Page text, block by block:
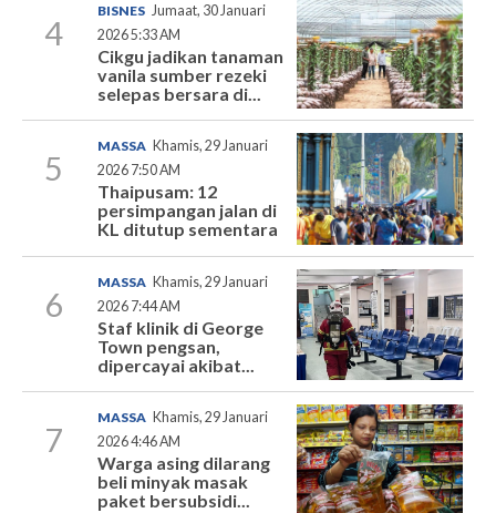
4
BISNES Jumaat, 30 Januari
2026 5:33 AM
Cikgu jadikan tanaman
vanila sumber rezeki
selepas bersara di...
5
MASSA Khamis, 29 Januari
2026 7:50 AM
Thaipusam: 12
persimpangan jalan di
KL ditutup sementara
6
MASSA Khamis, 29 Januari
2026 7:44 AM
Staf klinik di George
Town pengsan,
dipercayai akibat...
7
MASSA Khamis, 29 Januari
2026 4:46 AM
Warga asing dilarang
beli minyak masak
paket bersubsidi...